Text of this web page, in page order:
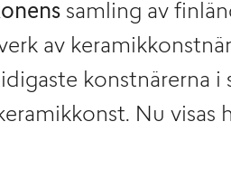
samling av
av
konstnärerna
Nu visas